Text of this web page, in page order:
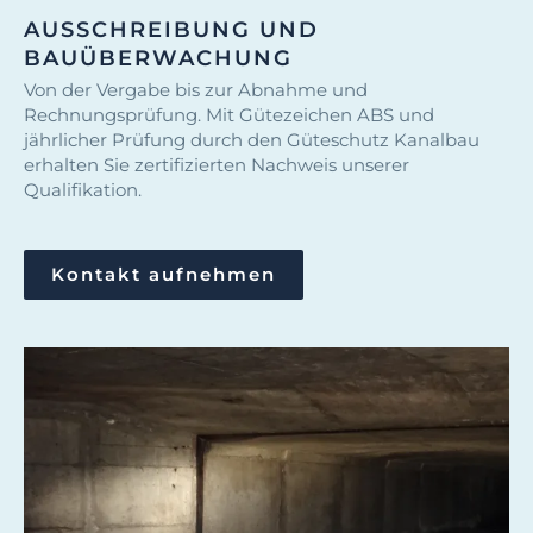
AUSSCHREIBUNG UND
BAUÜBERWACHUNG
Von der Vergabe bis zur Abnahme und
Rechnungsprüfung. Mit Gütezeichen ABS und
jährlicher Prüfung durch den Güteschutz Kanalbau
erhalten Sie zertifizierten Nachweis unserer
Qualifikation.
Kontakt aufnehmen